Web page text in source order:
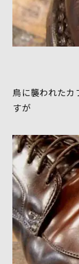
鳥に襲われ
すが